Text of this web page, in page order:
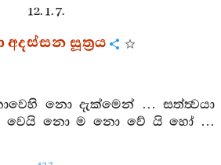
12. 1. 7.
අදස්සන සූත්‍රය
නො දැක්මෙන් … සත්ත්‍වයා
වෙයි නො ම නො වේ යි හෝ …